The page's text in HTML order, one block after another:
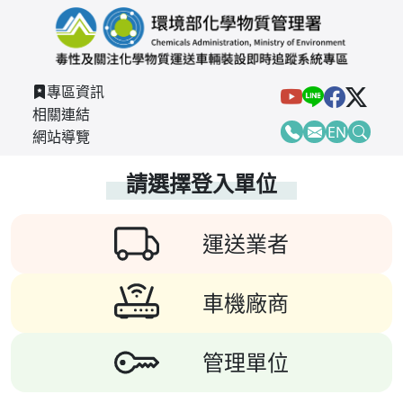
跳到主要內容
專區資訊
相關連結
網站導覽
Youtube
Line
Telephone
EMail
EN
請選擇登入單位
運送業者
車機廠商
管理單位